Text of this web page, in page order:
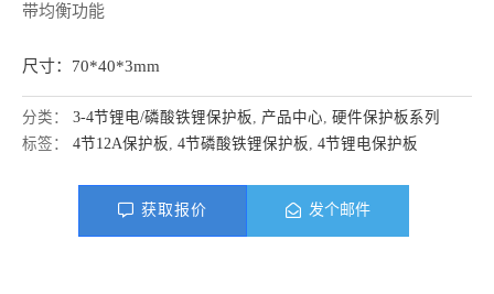
带均衡功能
尺寸：70*40*3mm
分类： 3-4节锂电/磷酸铁锂保护板 产品中心 硬件保护板系列
标签： 4节12A保护板 4节磷酸铁锂保护板 4节锂电保护板
获取报价 发个邮件